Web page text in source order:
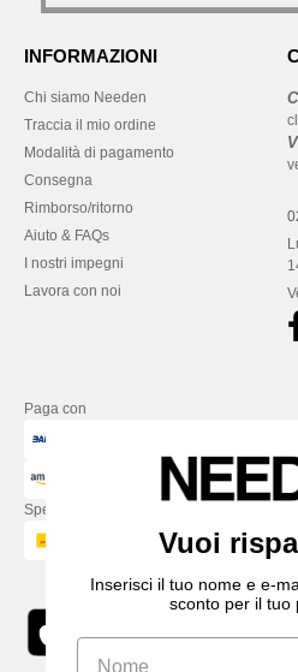
INFORMAZIONI
Chi siamo Needen
Traccia il mio ordine
Modalità di pagamento
Consegna
Rimborso/ritorno
Aiuto & FAQs
I nostri impegni
Lavora con noi
Paga con
Spediamo con
Vuoi
Inserisci il tuo nome e e-
sconto per il tuo